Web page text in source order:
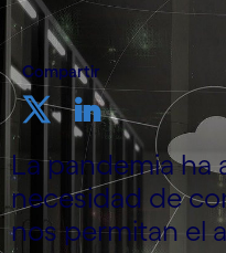
Compartir
La pandemia ha
necesidad de
nos permitan el